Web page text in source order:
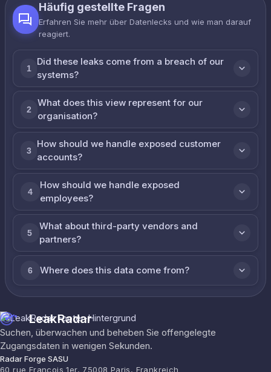
Häufig gestellte Fragen
Erfahren Sie mehr über Datenlecks und wie man darauf
reagiert.
1
Did these leaks come from a breach of our
systems?
2
What does this view represent for our
organisation?
3
How should we handle exposed customer
accounts?
4
How should we handle exposed
employees?
5
What about third-party vendors and
partners?
6 Where does this data come from?
LeakRadar
Suchen, überwachen und beheben Sie offengelegte
Zugangsdaten in wenigen Sekunden.
Radar Forge SASU
60 rue François 1er, 75008 Paris, Frankreich